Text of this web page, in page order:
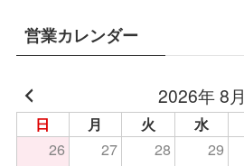
営業カレンダー
2026年 8月
日 月 火 水
26 27 28 29